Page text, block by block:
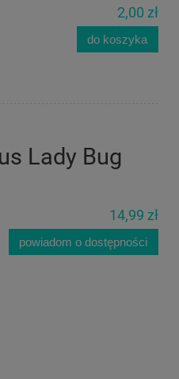
2,00 zł
do koszyka
Lady Bug
14,99 zł
powiadom o dostępności